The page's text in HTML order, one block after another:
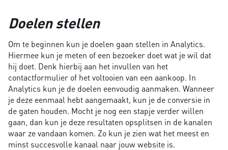
Doelen stellen
Om te beginnen kun je doelen gaan stellen in Analytics.
Hiermee kun je meten of een bezoeker doet wat je wil dat
hij doet. Denk hierbij aan het invullen van het
contactformulier of het voltooien van een aankoop. In
Analytics kun je de doelen eenvoudig aanmaken. Wanneer
je deze eenmaal hebt aangemaakt, kun je de conversie in
de gaten houden. Mocht je nog een stapje verder willen
gaan, dan kun je deze resultaten opsplitsen in de kanalen
waar ze vandaan komen. Zo kun je zien wat het meest en
minst succesvolle kanaal naar jouw website is.